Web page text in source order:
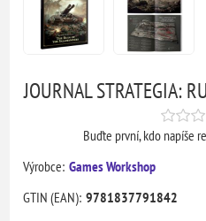
JOURNAL STRATEGIA:
Buďte první, kdo napíše
Výrobce: Games Workshop
GTIN (EAN): 9781837791842